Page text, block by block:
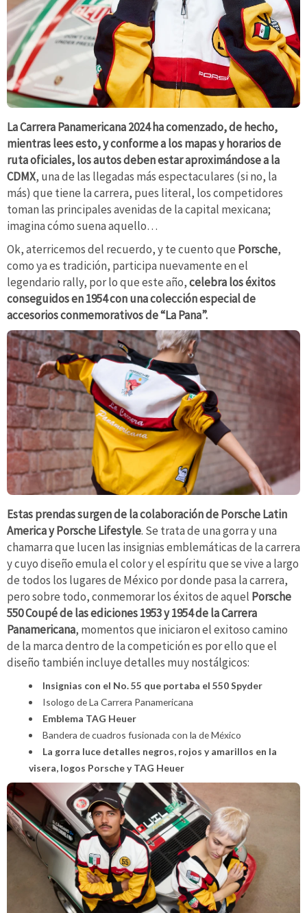
La Carrera Panamericana 2024 ha comenzado, de hecho,
mientras lees esto, y conforme a los mapas y horarios de
ruta oficiales, los autos deben estar aproximándose a la
CDMX, una de las llegadas más espectaculares (si no, la
más) que tiene la carrera, pues literal, los competidores
toman las principales avenidas de la capital mexicana;
imagina cómo suena aquello…
Ok, aterricemos del recuerdo, y te cuento que Porsche,
como ya es tradición, participa nuevamente en el
legendario rally, por lo que este año,celebra los éxitos
conseguidos en 1954 con una colección especial de
accesorios conmemorativos de “La Pana”.
Estas prendas surgen de la colaboración de Porsche Latin
America y Porsche Lifestyle. Se trata de una gorra y una
chamarra que lucen las insignias emblemáticas de la carrera
y cuyo diseño emula el color y el espíritu que se vive a largo
de todos los lugares de México por donde pasa la carrera,
pero sobre todo, conmemorar los éxitos de aquel Porsche
550 Coupé de las ediciones 1953 y 1954 de la Carrera
Panamericana, momentos que iniciaron el exitoso camino
de la marca dentro de la competición es por ello que el
diseño también incluye detalles muy nostálgicos:
Insignias con el No. 55 que portaba el 550 Spyder
Isologo de La Carrera Panamericana
Emblema TAG Heuer
Bandera de cuadros fusionada con la de México
La gorra luce detalles negros, rojos y amarillos en la
visera, logos Porsche y TAG Heuer